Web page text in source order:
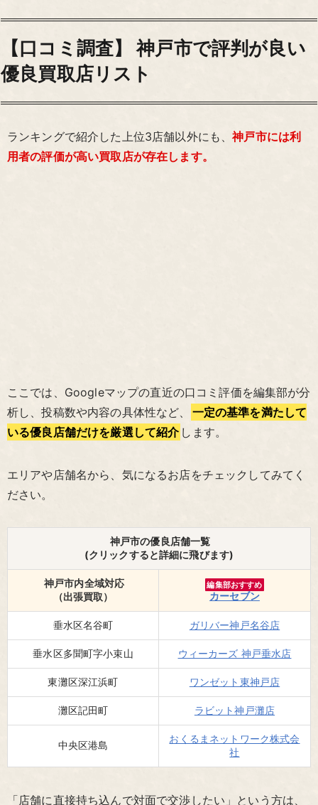
【口コミ調査】 神戸市で評判が良い
優良買取店リスト
ランキングで紹介した上位3店舗以外にも、神戸市には利
用者の評価が高い買取店が存在します。
ここでは、Googleマップの直近の口コミ評価を編集部が分
析し、投稿数や内容の具体性など、
一定の基準を満たして
いる優良店舗だけを厳選して紹介 します。
エリアや店舗名から、気になるお店をチェックしてみてく
ださい。
神戸市の優良店舗一覧
(クリックすると詳細に飛びます)
神戸市内全域対応
（出張買取）
編集部おすすめ
カーセブン
垂水区名谷町 ガリバー神戸名谷店
垂水区多聞町字小束山 ウィーカーズ 神戸垂水店
東灘区深江浜町 ワンゼット東神戸店
灘区記田町 ラビット神戸灘店
中央区港島
おくるまネットワーク株式会
社
「店舗に直接持ち込んで対面で交渉したい」という方は、